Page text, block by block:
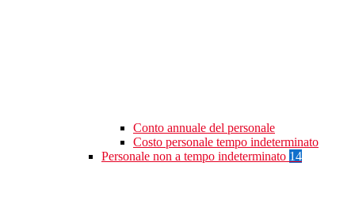
Conto annuale del personale
Costo personale tempo indeterminato
Personale non a tempo indeterminato 14